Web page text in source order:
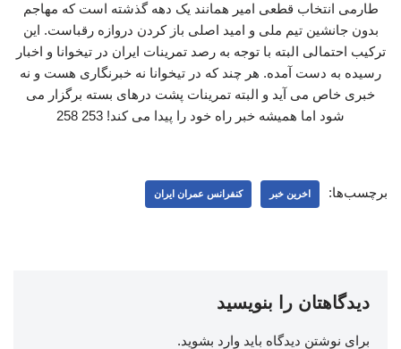
طارمی انتخاب قطعی امیر همانند یک دهه گذشته است که مهاجم
بدون جانشین تیم ملی و امید اصلی باز کردن دروازه رقباست. این
ترکیب احتمالی البته با توجه به رصد تمرینات ایران در تیخوانا و اخبار
رسیده به دست آمده. هر چند که در تیخوانا نه خبرنگاری هست و نه
خبری خاص می آید و البته تمرینات پشت درهای بسته برگزار می
شود اما همیشه خبر راه خود را پیدا می کند! 253 258
برچسب‌ها: اخرین خبر کنفرانس عمران ایران
دیدگاهتان را بنویسید
برای نوشتن دیدگاه باید وارد بشوید.